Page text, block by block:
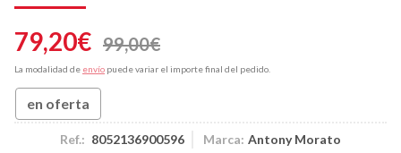
79,20€ 99,00€
La modalidad de envío puede variar el importe final del pedido.
en oferta
Ref.: 8052136900596 Marca: Antony Morato